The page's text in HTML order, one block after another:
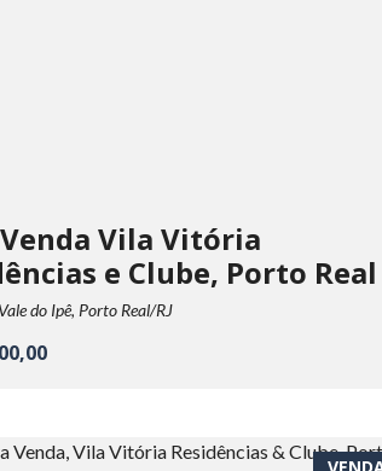
Venda Vila Vitória
e Clube, Porto Real
do Ipê, Porto Real/RJ